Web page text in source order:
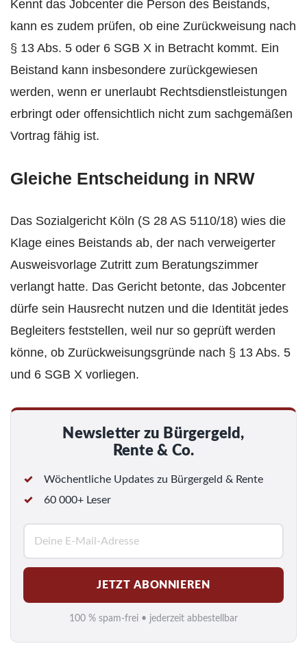
Kennt das Jobcenter die Person des Beistands,
kann es zudem prüfen, ob eine Zurückweisung nach
§ 13 Abs. 5 oder 6 SGB X in Betracht kommt. Ein
Beistand kann insbesondere zurückgewiesen
werden, wenn er unerlaubt Rechtsdienstleistungen
erbringt oder offensichtlich nicht zum sachgemäßen
Vortrag fähig ist.
Gleiche Entscheidung in NRW
Das Sozialgericht Köln (S 28 AS 5110/18) wies die
Klage eines Beistands ab, der nach verweigerter
Ausweisvorlage Zutritt zum Beratungszimmer
verlangt hatte. Das Gericht betonte, das Jobcenter
dürfe sein Hausrecht nutzen und die Identität jedes
Begleiters feststellen, weil nur so geprüft werden
könne, ob Zurückweisungsgründe nach § 13 Abs. 5
und 6 SGB X vorliegen.
Newsletter zu Bürgergeld,
Rente & Co.
Wöchentliche Updates zu Bürgergeld & Rente
60 000+ Leser
M
a
i
l
*
JETZT ABONNIEREN
100 % spam-frei • jederzeit abbestellbar